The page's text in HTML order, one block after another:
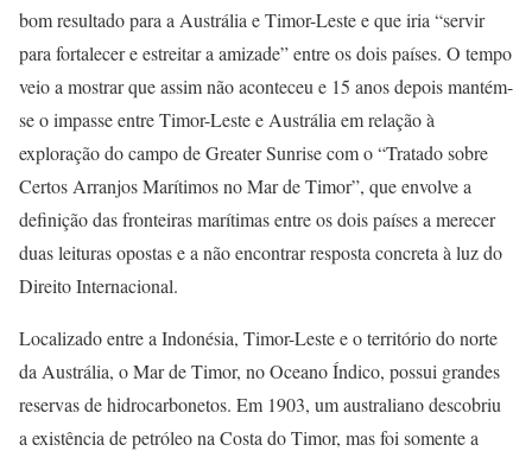
bom resultado para a Austrália e Timor-Leste e que iria “servir
para fortalecer e estreitar a amizade” entre os dois países. O tempo
veio a mostrar que assim não aconteceu e 15 anos depois mantém-
se o impasse entre Timor-Leste e Austrália em relação à
exploração do campo de Greater Sunrise com o “Tratado sobre
Certos Arranjos Marítimos no Mar de Timor”, que envolve a
definição das fronteiras marítimas entre os dois países a merecer
duas leituras opostas e a não encontrar resposta concreta à luz do
Direito Internacional.
Localizado entre a Indonésia, Timor-Leste e o território do norte
da Austrália, o Mar de Timor, no Oceano Índico, possui grandes
reservas de hidrocarbonetos. Em 1903, um australiano descobriu
a existência de petróleo na Costa do Timor, mas foi somente a